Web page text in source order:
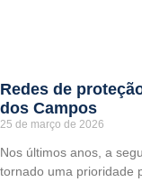
Redes de
dos Campos
25 de março de 2026
Nos últimos anos, a
tornado uma prioridade